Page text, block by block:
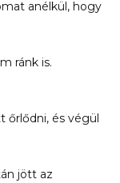
anélkül, hogy
ránk is.
őrlődni, és végül
jött az